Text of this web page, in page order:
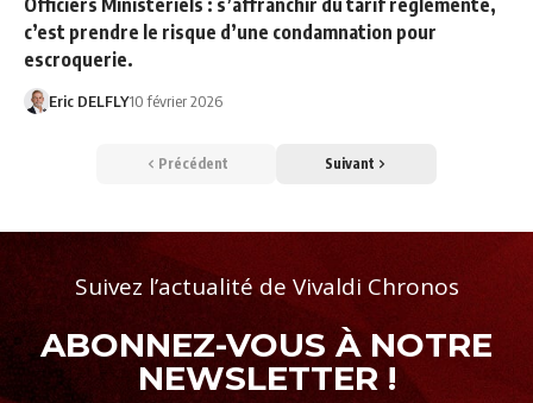
Officiers Ministériels : s’affranchir du tarif réglementé,
c’est prendre le risque d’une condamnation pour
escroquerie.
Eric DELFLY10 février 2026
Précédent Suivant
Suivez l’actualité de Vivaldi Chronos
ABONNEZ-VOUS À NOTRE
NEWSLETTER !